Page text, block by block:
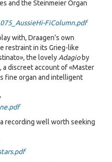
and the Steinmeier Organ
FiColumn.pdf
with, Draagen’s own
restraint in its Grieg-like
the lovely Adagioby
a discreet account of «Master
fine organ and intelligent
recording well worth seeking